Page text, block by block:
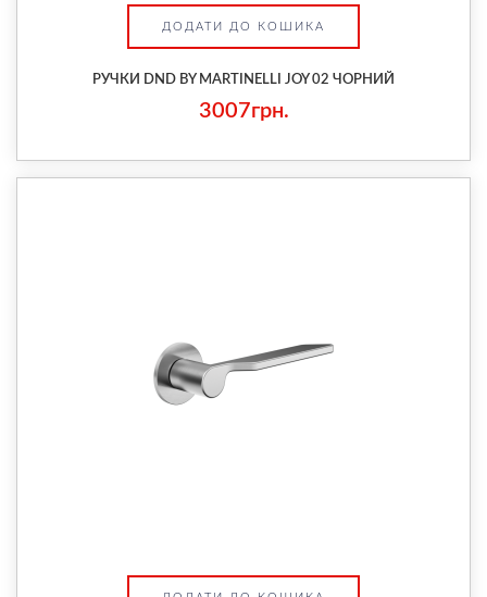
ДОДАТИ ДО КОШИКА
РУЧКИ DND BY MARTINELLI JOY 02 ЧОРНИЙ
3007грн.